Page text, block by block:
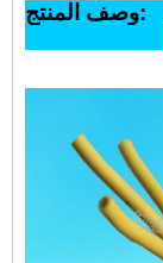
وصف المنتج: